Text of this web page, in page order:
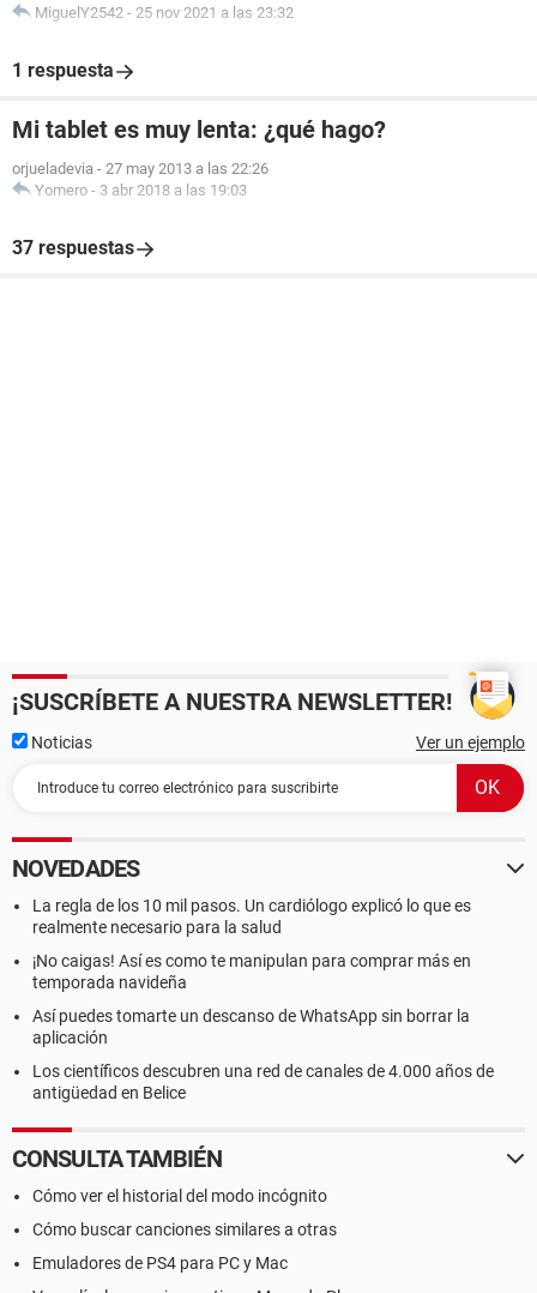
MiguelY2542 - 25 nov 2021 a las 23:32
1 respuesta
Mi tablet es muy lenta: ¿qué hago?
orjueladevia - 27 may 2013 a las 22:26
Yomero - 3 abr 2018 a las 19:03
37 respuestas
¡SUSCRÍBETE A NUESTRA NEWSLETTER!
Noticias Ver un ejemplo
NOVEDADES
La regla de los 10 mil pasos. Un cardiólogo explicó lo que es
realmente necesario para la salud
¡No caigas! Así es como te manipulan para comprar más en
temporada navideña
Así puedes tomarte un descanso de WhatsApp sin borrar la
aplicación
Los científicos descubren una red de canales de 4.000 años de
antigüedad en Belice
CONSULTA TAMBIÉN
Cómo ver el historial del modo incógnito
Cómo buscar canciones similares a otras
Emuladores de PS4 para PC y Mac